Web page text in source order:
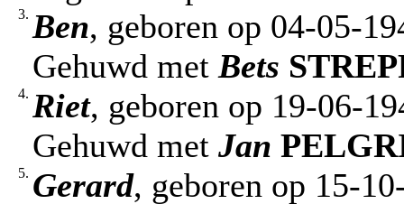
3. Ben, geboren op 04-05-
Gehuwd met Bets
4. Riet, geboren op 19-06-
Gehuwd met Jan
5. Gerard, geboren op 15-